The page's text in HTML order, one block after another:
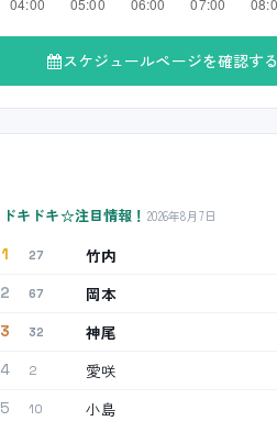
スケジュールページを確認する
ドキドキ☆注目情報！ 2026年8月7日
1 27 竹内
2 67 岡本
3 32 神尾
4 2 愛咲
5 10 小島